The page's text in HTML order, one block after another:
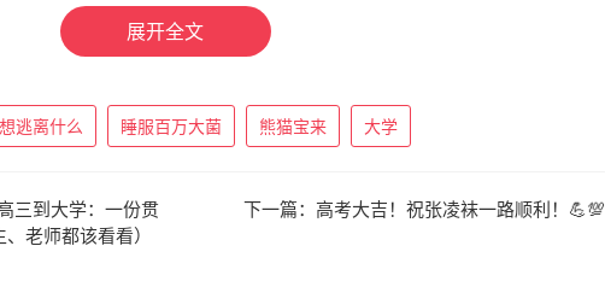
励，落在孩子耳朵里，全是无形的压力。原本平稳的心态，很容易被
卑，甚至出现厌学、失眠、情绪低落的情况。
展开全文
逃离什么 睡服百万大菌 熊猫宝来 大学
三到大学：一份贯
老师都该看看）
下一篇： 高考大吉！祝张凌袜一路顺利！💪💯